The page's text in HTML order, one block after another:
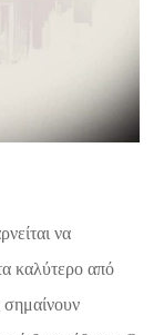
να
καλύτερο από
σημαίνουν